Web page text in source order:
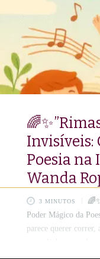
Arquiteta de
sucessão de tarefas,
Invisíveis:
Poesia na
Wanda
3 MINUTOS
Poder Mágico da
parece querer correr,
amarelinha, voando